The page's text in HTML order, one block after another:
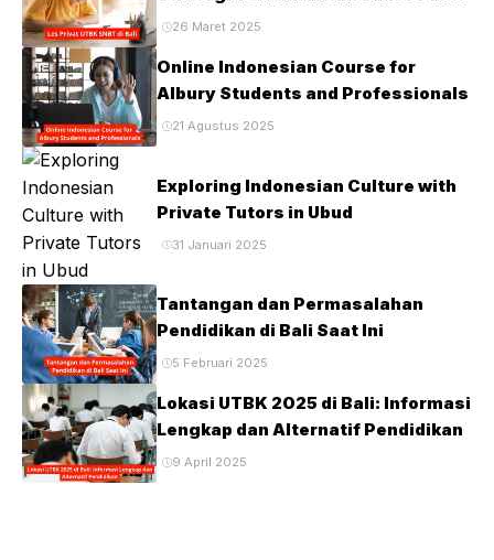
Ujian PTN
26 Maret 2025
Online Indonesian Course for
Albury Students and Professionals
21 Agustus 2025
Exploring Indonesian Culture with
Private Tutors in Ubud
31 Januari 2025
Tantangan dan Permasalahan
Pendidikan di Bali Saat Ini
5 Februari 2025
Lokasi UTBK 2025 di Bali: Informasi
Lengkap dan Alternatif Pendidikan
9 April 2025